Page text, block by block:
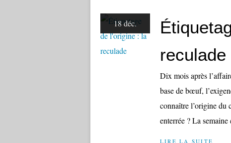
18 déc.
reculade
Dix mois après
base de bœuf,
connaître l’origine du
enterrée ? La semaine
LIRE LA SUITE